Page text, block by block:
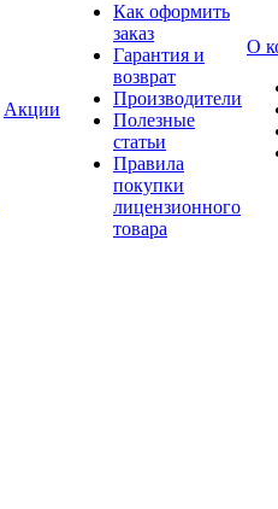
Акции
Как оформить
заказ
Гарантия и
возврат
Производители
Полезные
статьи
Правила
покупки
лицензионного
товара
О